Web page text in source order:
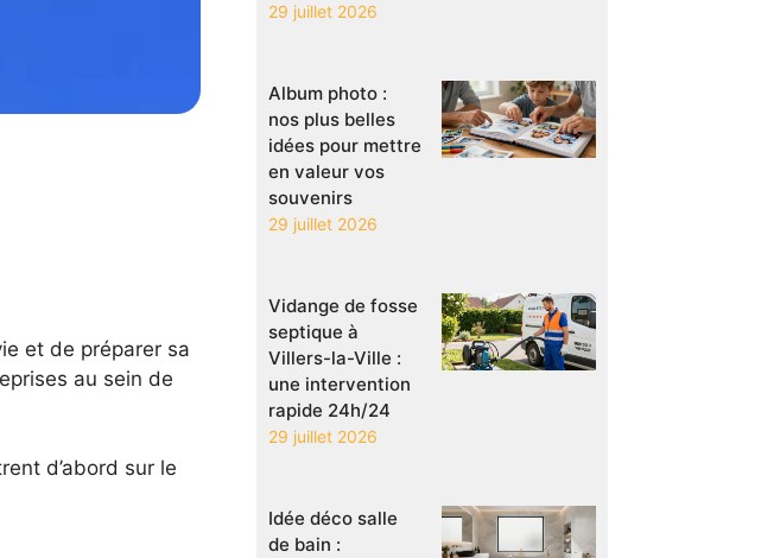
et de préparer sa
au sein de
d’abord sur le
29 juillet 2026
Album photo :
nos plus belles
idées pour mettre
en valeur vos
souvenirs
29 juillet 2026
Vidange de fosse
septique à
Villers-la-Ville :
une intervention
rapide 24h/24
29 juillet 2026
Idée déco salle
de bain :